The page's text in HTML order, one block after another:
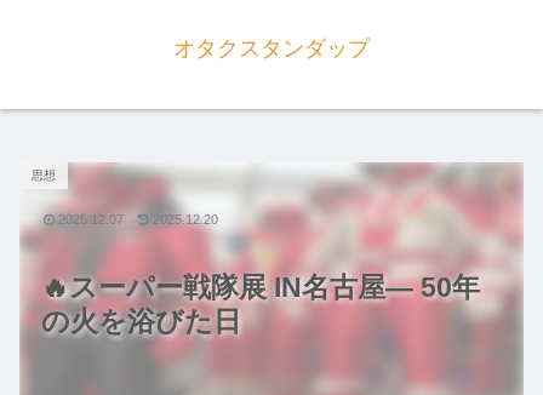
オタクスタンダップ
🔥スーパー戦隊展 IN名古屋― 50年
の火を浴びた日
思想
2025.12.07 2025.12.20